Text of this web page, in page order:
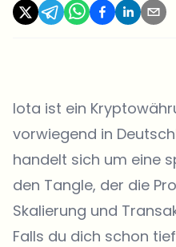
Iota ist ein
vorwiegend in
handelt sich um eine
den Tangle, der die
Skalierung und
Falls du dich schon